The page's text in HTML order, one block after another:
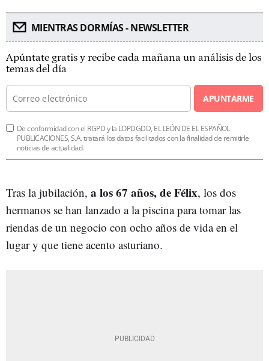
MIENTRAS DORMÍAS - NEWSLETTER
Apúntate gratis y recibe cada mañana un análisis de los
temas del día
APUNTARME
De conformidad con el RGPD y la LOPDGDD, EL LEÓN DE EL ESPAÑOL
PUBLICACIONES, S.A. tratará los datos facilitados con la finalidad de remitirle
noticias de actualidad.
Tras la jubilación, a los 67 años, de Félix, los dos
hermanos se han lanzado a la piscina para tomar las
riendas de un negocio con ocho años de vida en el
lugar y que tiene acento asturiano.